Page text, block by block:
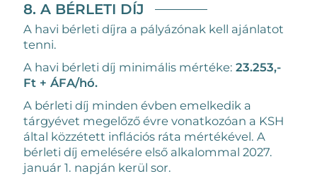
8. A BÉRLETI DÍJ
A havi bérleti díjra a pályázónak kell ajánlatot
tenni.
A havi bérleti díj minimális mértéke: 23.253,-
Ft + ÁFA/hó.
A bérleti díj minden évben emelkedik a
tárgyévet megelőző évre vonatkozóan a KSH
által közzétett inflációs ráta mértékével. A
bérleti díj emelésére első alkalommal 2027.
január 1. napján kerül sor.